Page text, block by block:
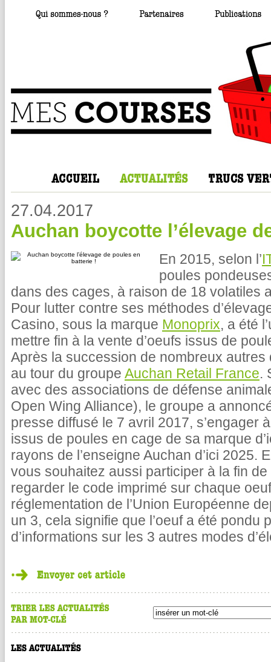
27.04.2017
Auchan boycotte l’élevage
En 2015, selon l’
poules
dans des cages, à raison de 18 volatiles
Pour lutter contre ses méthodes
Casino, sous la marque Monoprix, a été
mettre fin à la vente d’oeufs issus de
Après la succession de nombreux autres
au tour du groupe Auchan Retail France.
avec des associations de défense
Open Wing Alliance), le groupe a
presse diffusé le 7 avril 2017, s’engager
issus de poules en cage de sa marque
rayons de l’enseigne Auchan d’ici 2025.
vous souhaitez aussi participer à la fin
regarder le code imprimé sur chaque
réglementation de l’Union Européenne
un 3, cela signifie que l’oeuf a été pondu
d’informations sur les 3 autres modes